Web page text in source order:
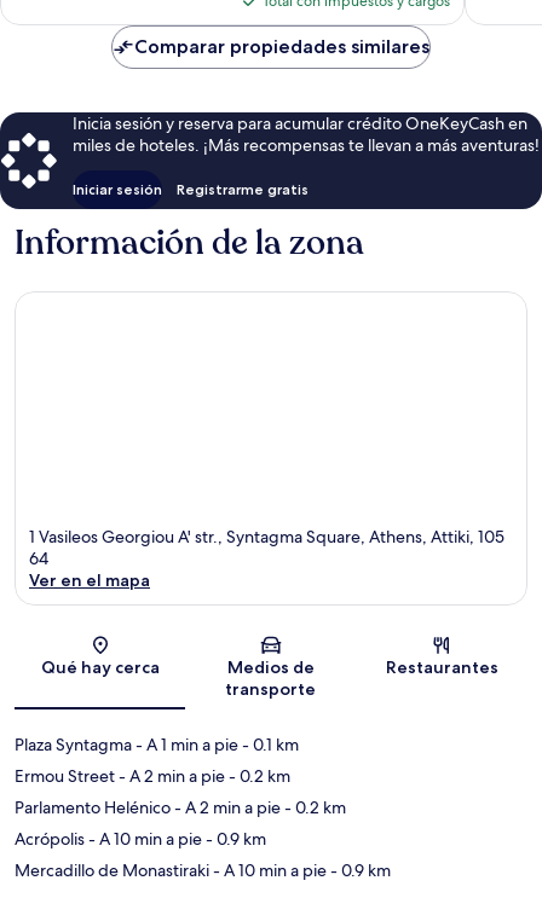
es
de
$394
Comparar propiedades similares
Inicia sesión y reserva para acumular crédito OneKeyCash en
miles de hoteles. ¡Más recompensas te llevan a más aventuras!
Iniciar sesión Registrarme gratis
Información de la zona
1 Vasileos Georgiou A' str., Syntagma Square, Athens, Attiki, 105
64
Ver en el mapa
Qué hay cerca
Medios de
transporte
Restaurantes
Plaza Syntagma- A 1 min a pie- 0.1 km
Ermou Street- A 2 min a pie- 0.2 km
Parlamento Helénico- A 2 min a pie- 0.2 km
Acrópolis- A 10 min a pie- 0.9 km
Mercadillo de Monastiraki- A 10 min a pie- 0.9 km